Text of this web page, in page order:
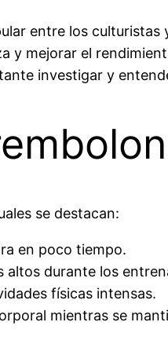
entre los
mejorar el
investigar y
se destacan:
en poco tiempo.
altos durante los
físicas intensas.
mientras se